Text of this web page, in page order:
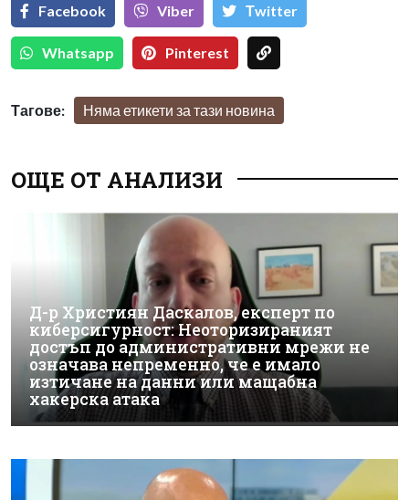
Facebook Viber Тwitter
Whatsapp Pinterest
Тагове: Няма етикети за тази новина
ОЩЕ ОТ АНАЛИЗИ
Д-р Християн Даскалов, експерт по
киберсигурност: Неоторизираният
достъп до административни мрежи не
означава непременно, че е имало
изтичане на данни или мащабна
хакерска атака